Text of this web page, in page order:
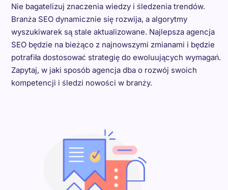
Nie bagatelizuj znaczenia wiedzy i śledzenia trendów.
Branża SEO dynamicznie się rozwija, a algorytmy
wyszukiwarek są stale aktualizowane. Najlepsza agencja
SEO będzie na bieżąco z najnowszymi zmianami i będzie
potrafiła dostosować strategię do ewoluujących wymagań.
Zapytaj, w jaki sposób agencja dba o rozwój swoich
kompetencji i śledzi nowości w branży.